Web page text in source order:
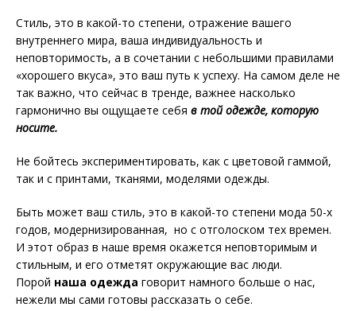
Стиль, это в какой-то степени, отражение вашего
внутреннего мира, ваша индивидуальность и
неповторимость, а в сочетании с небольшими правилами
«хорошего вкуса», это ваш путь к успеху. На самом деле не
так важно, что сейчас в тренде, важнее насколько
гармонично вы ощущаете себя в той одежде, которую
носите.
Не бойтесь экспериментировать, как с цветовой гаммой,
так и с принтами, тканями, моделями одежды.
Быть может ваш стиль, это в какой-то степени мода 50-х
годов, модернизированная, но с отголоском тех времен.
И этот образ в наше время окажется неповторимым и
стильным, и его отметят окружающие вас люди.
Порой наша одежда говорит намного больше о нас,
нежели мы сами готовы рассказать о себе.